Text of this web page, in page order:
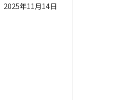
2025年11月14日